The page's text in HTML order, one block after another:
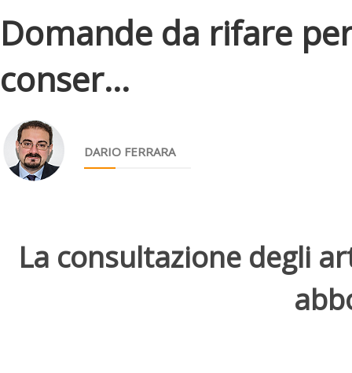
Domande da rifare
conser...
DARIO FERRARA
La consultazione degli